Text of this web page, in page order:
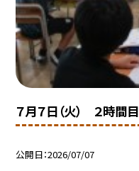
７月７日（火） ２時間目
公開日 2026/07/07